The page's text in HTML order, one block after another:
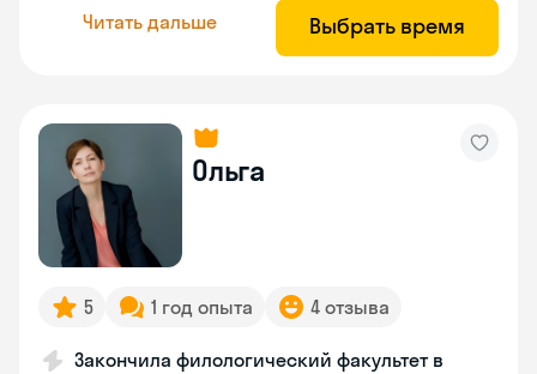
Читать дальше Выбрать время
Ольга
5 1 год опыта 4 отзыва
Закончила филологический факультет в